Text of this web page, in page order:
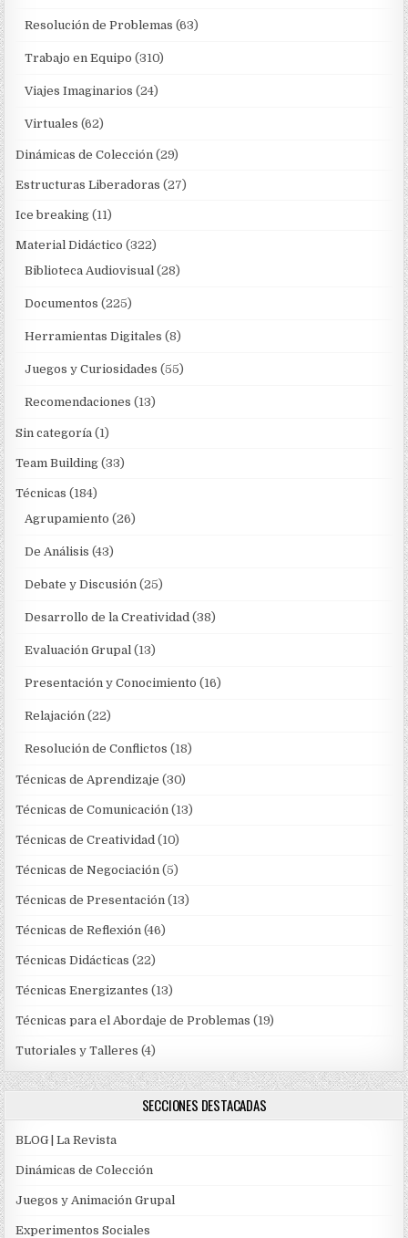
Resolución de Problemas (63)
Trabajo en Equipo (310)
Viajes Imaginarios (24)
Virtuales (62)
Dinámicas de Colección (29)
Estructuras Liberadoras (27)
Ice breaking (11)
Material Didáctico (322)
Biblioteca Audiovisual (28)
Documentos (225)
Herramientas Digitales (8)
Juegos y Curiosidades (55)
Recomendaciones (13)
Sin categoría (1)
Team Building (33)
Técnicas (184)
Agrupamiento (26)
De Análisis (43)
Debate y Discusión (25)
Desarrollo de la Creatividad (38)
Evaluación Grupal (13)
Presentación y Conocimiento (16)
Relajación (22)
Resolución de Conflictos (18)
Técnicas de Aprendizaje (30)
Técnicas de Comunicación (13)
Técnicas de Creatividad (10)
Técnicas de Negociación (5)
Técnicas de Presentación (13)
Técnicas de Reflexión (46)
Técnicas Didácticas (22)
Técnicas Energizantes (13)
Técnicas para el Abordaje de Problemas (19)
Tutoriales y Talleres (4)
SECCIONES DESTACADAS
BLOG | La Revista
Dinámicas de Colección
Juegos y Animación Grupal
Experimentos Sociales